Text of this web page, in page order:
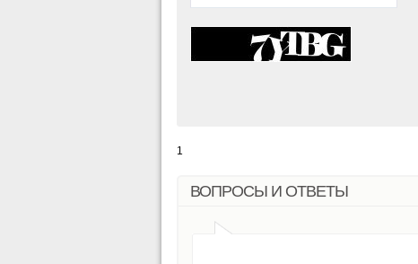
1
ВОПРОСЫ И ОТВЕТЫ